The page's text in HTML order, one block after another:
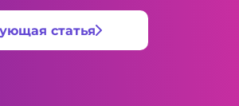
статья